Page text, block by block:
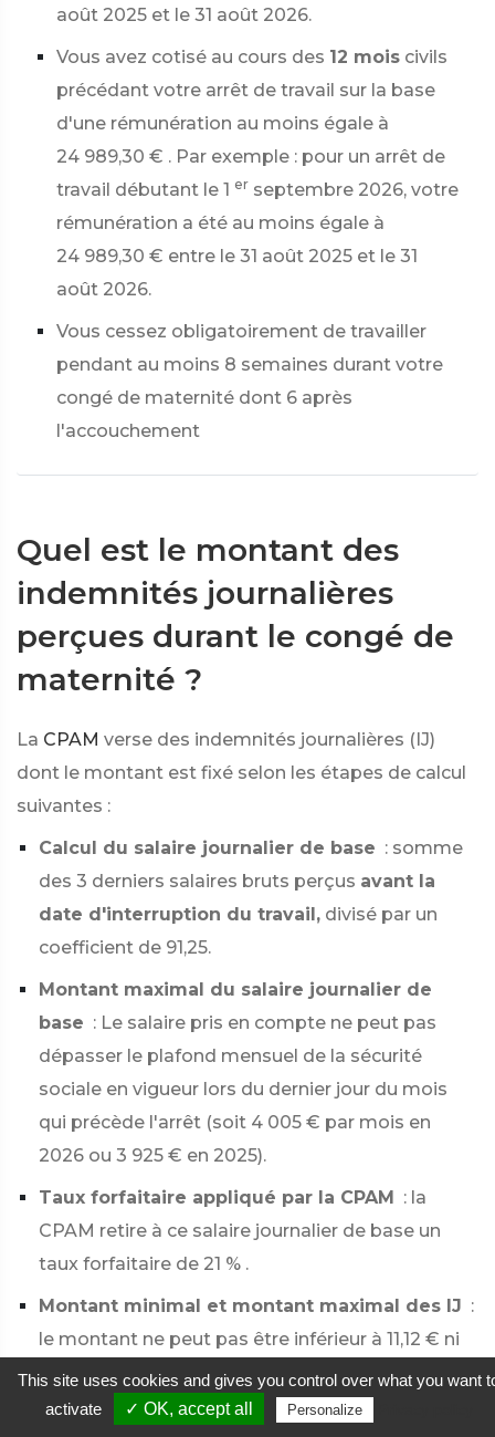
août 2025 et le 31 août 2026.
Vous avez cotisé au cours des 12 mois civils
précédant votre arrêt de travail sur la base
d'une rémunération au moins égale à
24 989,30 € . Par exemple : pour un arrêt de
travail débutant le 1 er septembre 2026, votre
rémunération a été au moins égale à
24 989,30 € entre le 31 août 2025 et le 31
août 2026.
Vous cessez obligatoirement de travailler
pendant au moins 8 semaines durant votre
congé de maternité dont 6 après
l'accouchement
Quel est le montant des
indemnités journalières
perçues durant le congé de
maternité ?
La CPAM verse des indemnités journalières (IJ)
dont le montant est fixé selon les étapes de calcul
suivantes :
Calcul du salaire journalier de base : somme
des 3 derniers salaires bruts perçus avant la
date d'interruption du travail, divisé par un
coefficient de 91,25.
Montant maximal du salaire journalier de
base : Le salaire pris en compte ne peut pas
dépasser le plafond mensuel de la sécurité
sociale en vigueur lors du dernier jour du mois
qui précède l'arrêt (soit 4 005 € par mois en
2026 ou 3 925 € en 2025).
Taux forfaitaire appliqué par la CPAM : la
CPAM retire à ce salaire journalier de base un
taux forfaitaire de 21 % .
Montant minimal et montant maximal des IJ :
le montant ne peut pas être inférieur à 11,12 € ni
supérieur à 104,02 € par jour.
simulateur vous permet d'estimer le montant
This site uses cookies and gives you control over what you want
activate
✓ OK, accept all Personalize